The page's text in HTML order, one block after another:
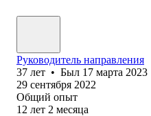
Руководитель направления
37 лет • Был 17 марта 2023
29 сентября 2022
Общий опыт
12 лет 2 месяца